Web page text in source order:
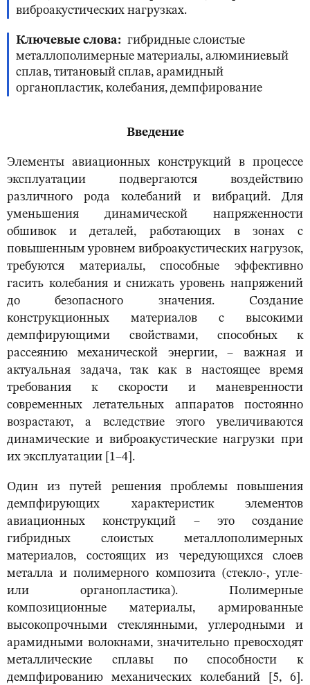
виброакустических нагрузках.
Ключевые слова
гибридные слоистые
металлополимерные материалы, алюминиевый
сплав, титановый сплав, арамидный
органопластик, колебания, демпфирование
Введение
Элементы авиационных конструкций в процессе
эксплуатации подвергаются воздействию
различного рода колебаний и вибраций. Для
уменьшения динамической напряженности
обшивок и деталей, работающих в зонах с
повышенным уровнем виброакустических нагрузок,
требуются материалы, способные эффективно
гасить колебания и снижать уровень напряжений
до безопасного значения. Создание
конструкционных материалов с высокими
демпфирующими свойствами, способных к
рассеянию механической энергии, – важная и
актуальная задача, так как в настоящее время
требования к скорости и маневренности
современных летательных аппаратов постоянно
возрастают, а вследствие этого увеличиваются
динамические и виброакустические нагрузки при
их эксплуатации [1–4].
Один из путей решения проблемы повышения
демпфирующих характеристик элементов
авиационных конструкций – это создание
гибридных слоистых металлополимерных
материалов, состоящих из чередующихся слоев
металла и полимерного композита (стекло-, угле-
или органопластика). Полимерные
композиционные материалы, армированные
высокопрочными стеклянными, углеродными и
арамидными волокнами, значительно превосходят
металлические сплавы по способности к
демпфированию механических колебаний [5, 6].